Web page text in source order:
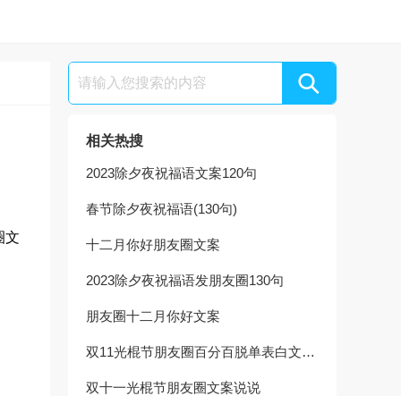
文
相关热搜
2023除夕夜祝福语文案120句
春节除夕夜祝福语(130句)
十二月你好朋友圈文案
2023除夕夜祝福语发朋友圈130句
朋友圈十二月你好文案
双11光棍节朋友圈百分百脱单表白文案说说
双十一光棍节朋友圈文案说说